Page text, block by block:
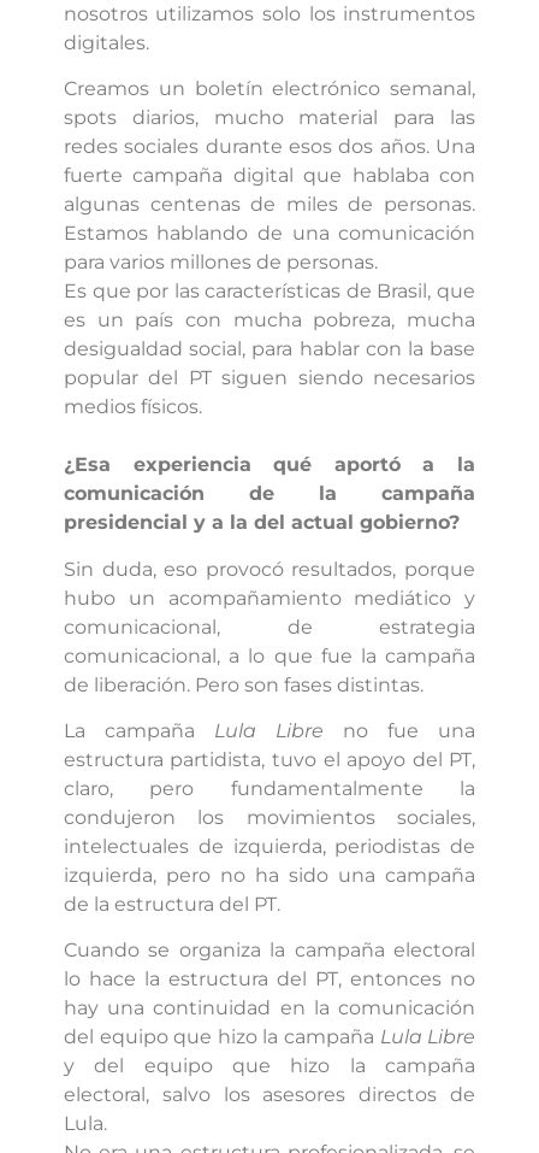
nosotros utilizamos solo los instrumentos
digitales.
Creamos un boletín electrónico semanal,
spots diarios, mucho material para las
redes sociales durante esos dos años. Una
fuerte campaña digital que hablaba con
algunas centenas de miles de personas.
Estamos hablando de una comunicación
para varios millones de personas.
Es que por las características de Brasil, que
es un país con mucha pobreza, mucha
desigualdad social, para hablar con la base
popular del PT siguen siendo necesarios
medios físicos.
¿Esa experiencia qué aportó a la
comunicación de la campaña
presidencial y a la del actual gobierno?
Sin duda, eso provocó resultados, porque
hubo un acompañamiento mediático y
comunicacional, de estrategia
comunicacional, a lo que fue la campaña
de liberación. Pero son fases distintas.
La campaña Lula Libre no fue una
estructura partidista, tuvo el apoyo del PT,
claro, pero fundamentalmente la
condujeron los movimientos sociales,
intelectuales de izquierda, periodistas de
izquierda, pero no ha sido una campaña
de la estructura del PT.
Cuando se organiza la campaña electoral
lo hace la estructura del PT, entonces no
hay una continuidad en la comunicación
del equipo que hizo la campaña Lula Libre
y del equipo que hizo la campaña
electoral, salvo los asesores directos de
Lula.